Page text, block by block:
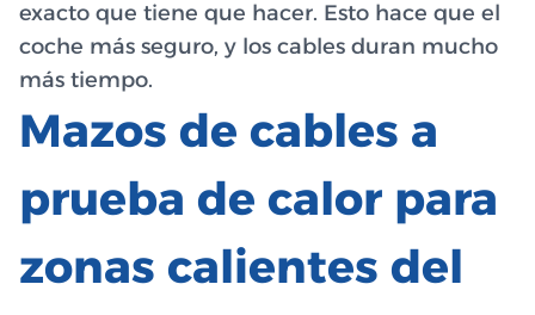
exacto que tiene que hacer. Esto hace que el
coche más seguro, y los cables duran mucho
más tiempo.
Mazos de cables a
prueba de calor para
zonas calientes del